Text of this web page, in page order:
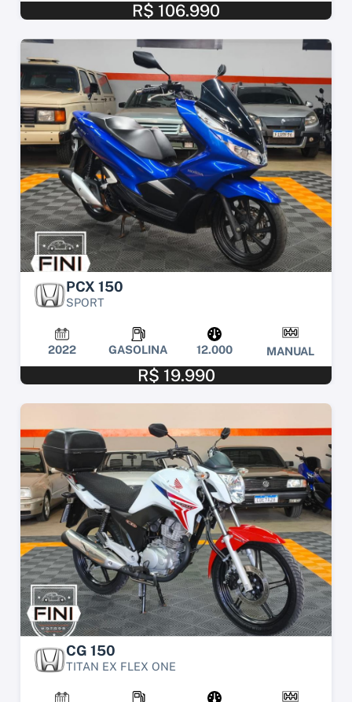
R$ 106.990
PCX 150
SPORT
2022 GASOLINA 12.000 MANUAL
R$ 19.990
CG 150
TITAN EX FLEX ONE